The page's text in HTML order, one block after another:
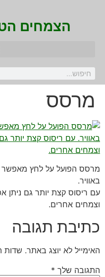
הצמחים
מרסס
מרסס הפועל על לחץ מאפשר
באוויר.
עם ריסוס קצת יותר גם ניתן
וצמחים אחרים.
כתיבת תגובה
האימייל לא יוצג באתר. שדות
התגובה שלך *